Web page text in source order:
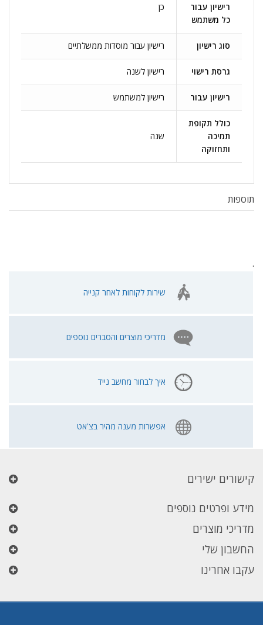
רישיון עבור
כל משתמש
כן
סוג רישיון רישיון עבור מוסדות ממשלתיים
גרסת רישוי רישיון לשנה
רישיון עבור רישיון למשתמש
כולל תקופת
תמיכה
ותחזוקה
שנה
תוספות
.
שירות לקוחות לאחר קנייה
מדריכי מוצרים והסברים נוספים
איך לבחור מחשב נייד
אפשרות מענה מהיר בצ'אט
קישורים ישירים
מידע ופרטים נוספים
מדריכי מוצרים
החשבון שלי
עקבו אחרינו